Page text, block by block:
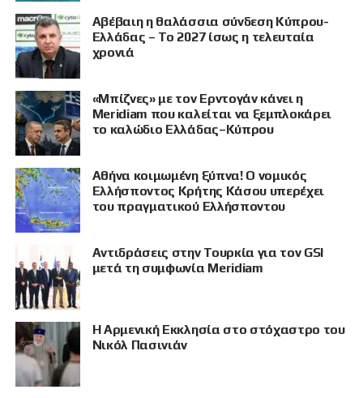
ΠΡΟΒΟΛΗ
Αβέβαιη η θαλάσσια σύνδεση Κύπρου-
Ελλάδας – Το 2027 ίσως η τελευταία
χρονιά
«Μπίζνες» με τον Ερντογάν κάνει η
Meridiam που καλείται να ξεμπλοκάρει
το καλώδιο Ελλάδας–Κύπρου
Αθήνα κοιμωμένη ξύπνα! Ο νομικός
Ελλήσποντος Κρήτης Κάσου υπερέχει
του πραγματικού Ελλήσποντου
Αντιδράσεις στην Τουρκία για τον GSI
μετά τη συμφωνία Meridiam
Η Αρμενική Εκκλησία στο στόχαστρο του
Νικόλ Πασινιάν